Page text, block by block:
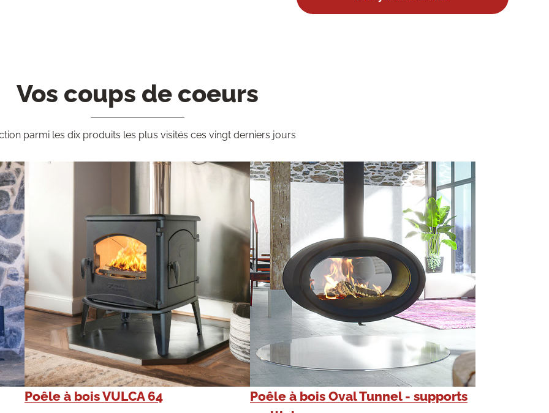
Vos coups de coeurs
parmi les dix produits les plus visités ces vingt derniers jours
Poêle à bois VULCA 64
Poêle à bois Oval Tunnel - supports